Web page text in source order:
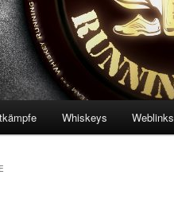
Whiskeys Weblinks